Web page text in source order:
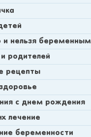
нельзя беременным
родителей
рецепты
с днем рождения
лечение
беременности